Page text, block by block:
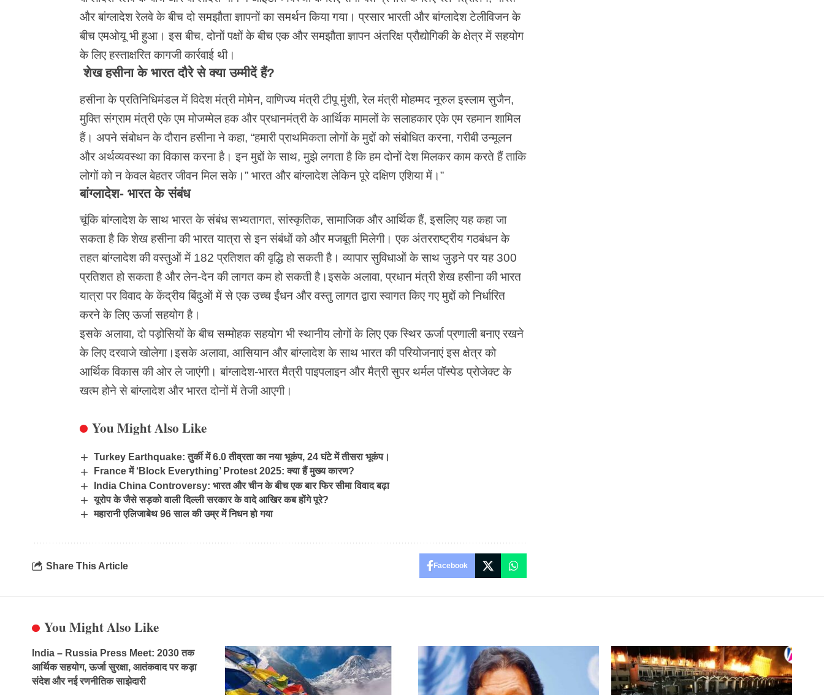
और बांग्लादेश रेलवे के बीच दो समझौता ज्ञापनों का समर्थन किया गया। प्रसार भारती और बांग्लादेश टेलीविजन के
बीच एमओयू भी हुआ। इस बीच, दोनों पक्षों के बीच एक और समझौता ज्ञापन अंतरिक्ष प्रौद्योगिकी के क्षेत्र में सहयोग
के लिए हस्ताक्षरित कागजी कार्रवाई थी।
शेख हसीना के भारत दौरे से क्या उम्मीदें हैं?
हसीना के प्रतिनिधिमंडल में विदेश मंत्री मोमेन, वाणिज्य मंत्री टीपू मुंशी, रेल मंत्री मोहम्मद नूरुल इस्लाम सुजैन,
मुक्ति संग्राम मंत्री एके एम मोजम्मेल हक और प्रधानमंत्री के आर्थिक मामलों के सलाहकार एके एम रहमान शामिल
हैं। अपने संबोधन के दौरान हसीना ने कहा, “हमारी प्राथमिकता लोगों के मुद्दों को संबोधित करना, गरीबी उन्मूलन
और अर्थव्यवस्था का विकास करना है। इन मुद्दों के साथ, मुझे लगता है कि हम दोनों देश मिलकर काम करते हैं ताकि
लोगों को न केवल बेहतर जीवन मिल सके।” भारत और बांग्लादेश लेकिन पूरे दक्षिण एशिया में।”
बांग्लादेश- भारत के संबंध
चूंकि बांग्लादेश के साथ भारत के संबंध सभ्यतागत, सांस्कृतिक, सामाजिक और आर्थिक हैं, इसलिए यह कहा जा
सकता है कि शेख हसीना की भारत यात्रा से इन संबंधों को और मजबूती मिलेगी। एक अंतरराष्ट्रीय गठबंधन के
तहत बांग्लादेश की वस्तुओं में 182 प्रतिशत की वृद्धि हो सकती है। व्यापार सुविधाओं के साथ जुड़ने पर यह 300
प्रतिशत हो सकता है और लेन-देन की लागत कम हो सकती है।इसके अलावा, प्रधान मंत्री शेख हसीना की भारत
यात्रा पर विवाद के केंद्रीय बिंदुओं में से एक उच्च ईंधन और वस्तु लागत द्वारा स्वागत किए गए मुद्दों को निर्धारित
करने के लिए ऊर्जा सहयोग है।
इसके अलावा, दो पड़ोसियों के बीच सम्मोहक सहयोग भी स्थानीय लोगों के लिए एक स्थिर ऊर्जा प्रणाली बनाए रखने
के लिए दरवाजे खोलेगा।इसके अलावा, आसियान और बांग्लादेश के साथ भारत की परियोजनाएं इस क्षेत्र को
आर्थिक विकास की ओर ले जाएंगी। बांग्लादेश-भारत मैत्री पाइपलाइन और मैत्री सुपर थर्मल पॉस्पेड प्रोजेक्ट के
खत्म होने से बांग्लादेश और भारत दोनों मेंतेजीआएगी।
You Might Also Like
Turkey Earthquake: तुर्की में 6.0 तीव्रता का नया भूकंप, 24 घंटे में तीसरा भूकंप।
France में ‘Block Everything’ Protest 2025: क्या हैं मुख्य कारण?
India China Controversy: भारत और चीन के बीच एक बार फिर सीमा विवाद बढ़ा
यूरोप के जैसे सड़को वाली दिल्ली सरकार के वादे आखिर कब होंगे पूरे?
महारानी एलिजाबेथ 96 साल की उम्र में निधन हो गया
Share This Article Facebook
You Might Also Like
India – Russia Press Meet: 2030 तक
आर्थिक सहयोग, ऊर्जा सुरक्षा, आतंकवाद पर कड़ा
संदेश और नई रणनीतिक साझेदारी